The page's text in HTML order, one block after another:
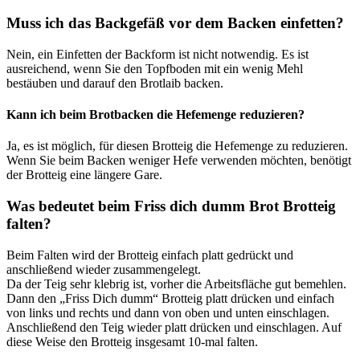
Muss ich das Backgefäß vor dem Backen einfetten?
Nein, ein Einfetten der Backform ist nicht notwendig. Es ist
ausreichend, wenn Sie den Topfboden mit ein wenig Mehl
bestäuben und darauf den Brotlaib backen.
Kann ich beim Brotbacken die Hefemenge reduzieren?
Ja, es ist möglich, für diesen Brotteig die Hefemenge zu reduzieren.
Wenn Sie beim Backen weniger Hefe verwenden möchten, benötigt
der Brotteig eine längere Gare.
Was bedeutet beim Friss dich dumm Brot Brotteig
falten?
Beim Falten wird der Brotteig einfach platt gedrückt und
anschließend wieder zusammengelegt.
Da der Teig sehr klebrig ist, vorher die Arbeitsfläche gut bemehlen.
Dann den „Friss Dich dumm“ Brotteig platt drücken und einfach
von links und rechts und dann von oben und unten einschlagen.
Anschließend den Teig wieder platt drücken und einschlagen. Auf
diese Weise den Brotteig insgesamt 10-mal falten.